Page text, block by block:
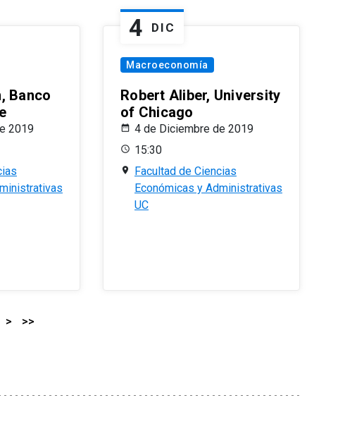
Banco
2019
4 DIC
Macroeconomía
Robert Aliber, University
of Chicago
4 de Diciembre de 2019
15:30
Facultad de Ciencias
Económicas y Administrativas
UC
> >>